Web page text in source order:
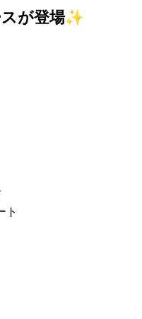
が登場✨
ト